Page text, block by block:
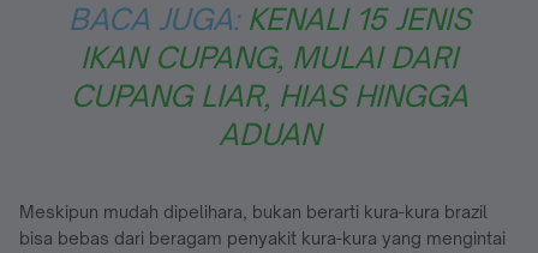
BACA JUGA: KENALI 15 JENIS
IKAN CUPANG, MULAI DARI
CUPANG LIAR, HIAS HINGGA
ADUAN
Meskipun mudah dipelihara, bukan berarti kura-kura brazil
bisa bebas dari beragam penyakit kura-kura yang mengintai